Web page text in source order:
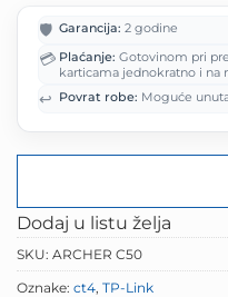
je:
🛡️ Garancija: 2 godine
💳 Plaćanje: Gotovinom pri
karticama jednokratno i na
↩️ Povrat robe: Moguće
Dodaj u listu želja
SKU: ARCHER C50
Oznake: ct4, TP-Link